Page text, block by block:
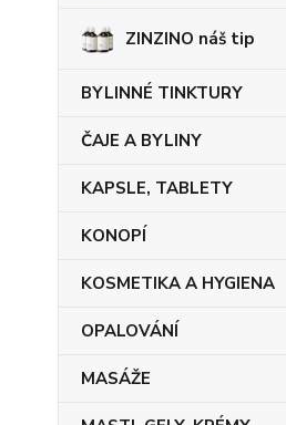
ZINZINO náš tip
BYLINNÉ TINKTURY
ČAJE A BYLINY
KAPSLE, TABLETY
KONOPÍ
KOSMETIKA A HYGIENA
OPALOVÁNÍ
MASÁŽE